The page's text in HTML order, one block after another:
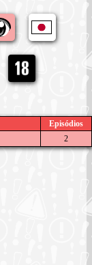
Episódios
2